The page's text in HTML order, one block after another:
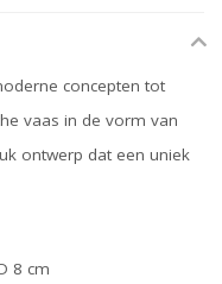
concepten tot
vaas in de vorm van
ontwerp dat een uniek
8 cm